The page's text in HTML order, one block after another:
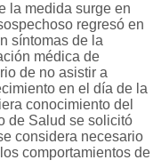
la medida surge en
regresó en
síntomas de la
médica de
de no asistir a
en el día de la
conocimiento del
de Salud se solicitó
considera necesario
comportamientos de